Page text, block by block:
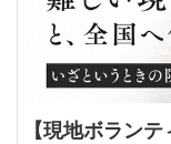
【現地ボラン